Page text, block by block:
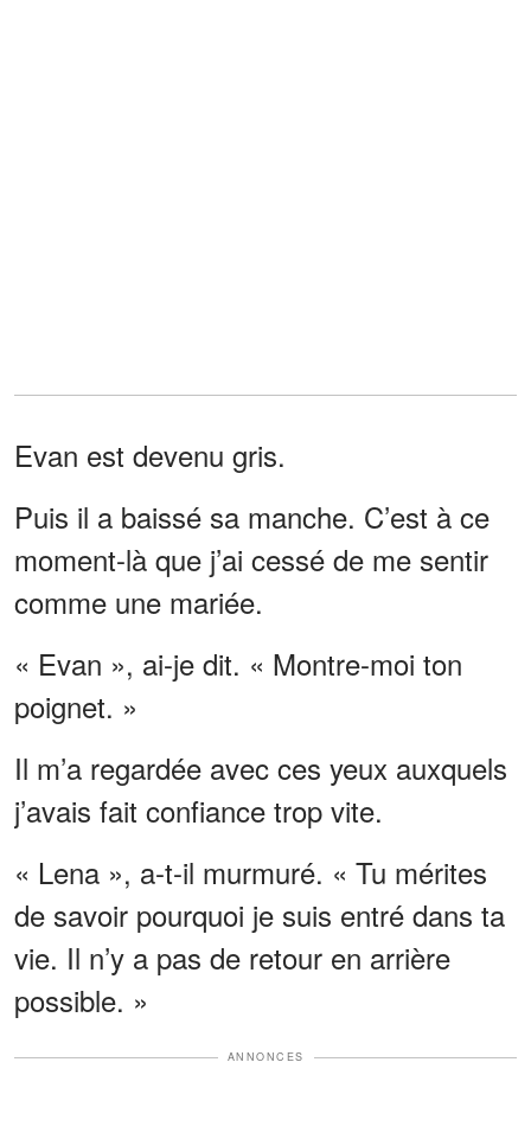
Evan est devenu gris.
Puis il a baissé sa manche. C’est à ce
moment-là que j’ai cessé de me sentir
comme une mariée.
« Evan », ai-je dit. « Montre-moi ton
poignet. »
Il m’a regardée avec ces yeux auxquels
j’avais fait confiance trop vite.
« Lena », a-t-il murmuré. « Tu mérites
de savoir pourquoi je suis entré dans ta
vie. Il n’y a pas de retour en arrière
possible. »
ANNONCES